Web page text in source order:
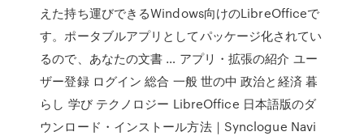
えた持ち運びできるWindows向けのLibreOfficeで
す。ポータブルアプリとしてパッケージ化されてい
るので、あなたの文書 … アプリ・拡張の紹介 ユー
ザー登録 ログイン 総合 一般 世の中 政治と経済 暮
らし 学び テクノロジー LibreOffice 日本語版のダ
ウンロード・インストール方法｜Synclogue Navi